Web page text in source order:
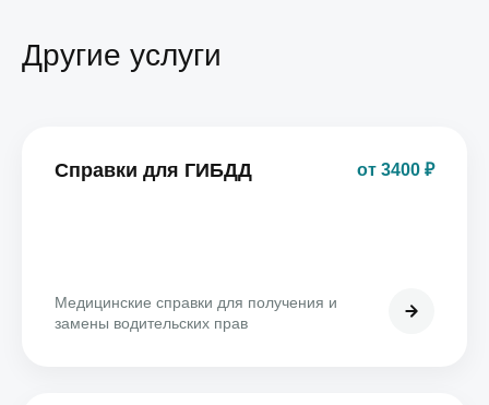
Другие услуги
Справки для ГИБДД от 3400 ₽
Медицинские справки для получения и
замены водительских прав